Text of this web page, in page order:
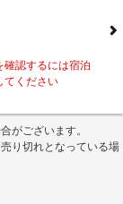
確認するには宿泊
てください
がございます。
り切れとなっている場